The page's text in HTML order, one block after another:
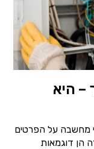
– היא
מחשבה על הפרטים
הן דוגמאות